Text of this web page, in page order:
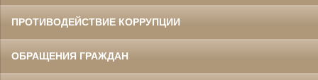
ПРОТИВОДЕЙСТВИЕ КОРРУПЦИИ
ОБРАЩЕНИЯ ГРАЖДАН